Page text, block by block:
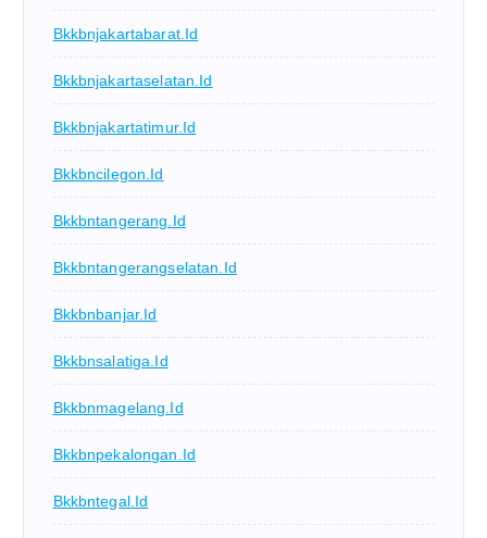
Bkkbnjakartabarat.id
Bkkbnjakartaselatan.id
Bkkbnjakartatimur.id
Bkkbncilegon.id
Bkkbntangerang.id
Bkkbntangerangselatan.id
Bkkbnbanjar.id
Bkkbnsalatiga.id
Bkkbnmagelang.id
Bkkbnpekalongan.id
Bkkbntegal.id